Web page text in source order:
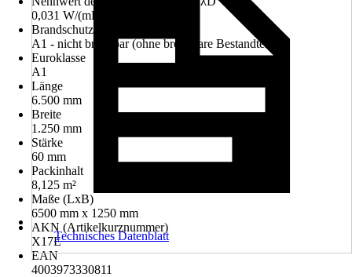
0,031 W/(mK)
Brandschutzklasse
A1 - nicht brennbar (ohne brennbare Bestandteile)
Euroklasse
A1
Länge
6.500 mm
Breite
1.250 mm
Stärke
60 mm
Packinhalt
8,125 m²
Maße (LxB)
6500 mm x 1250 mm
AKN (Artikelkurznummer)
X17E
EAN
4003973330811
Technisches Datenblatt